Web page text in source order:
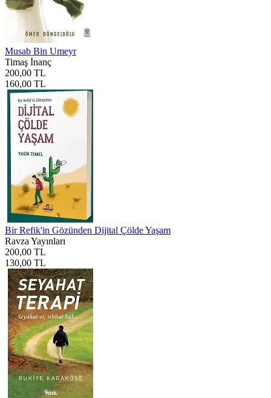
Musab Bin Umeyr
Timaş İnanç
200,00 TL
160,00 TL
Bir Refik'in Gözünden Dijital Çölde Yaşam
Ravza Yayınları
200,00 TL
130,00 TL